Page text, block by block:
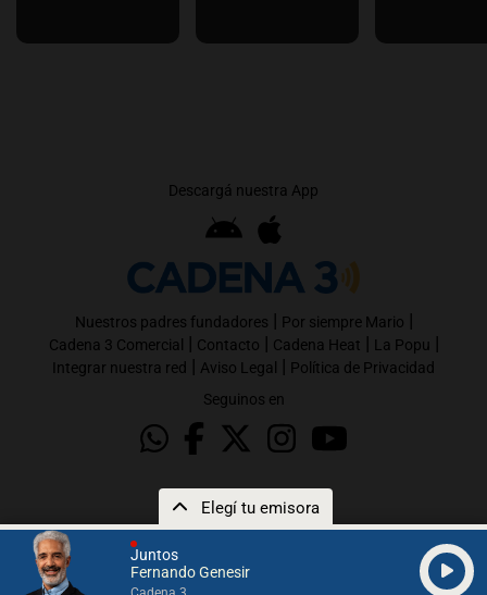
Juntos
Fernando Genesir
Elegí tu emisora
Descargá nuestra App
Nuestros padres fundadores | Por siempre Mario |
Cadena 3 Comercial | Contacto | Cadena Heat | La Popu |
Integrar nuestra red | Aviso Legal | Política de Privacidad
Seguinos en